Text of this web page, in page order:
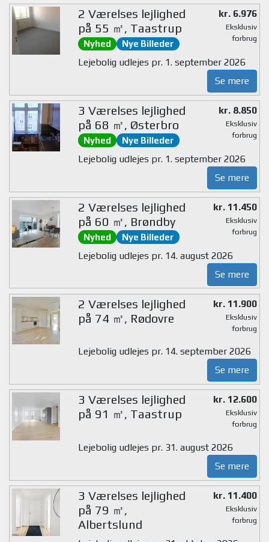
2 Værelses lejlighed
på 55 ㎡, Taastrup
Nyhed Nye Billeder
kr. 6.976
Eksklusiv
forbrug
Lejebolig udlejes pr. 1. september 2026
Se mere
3 Værelses lejlighed
på 68 ㎡, Østerbro
Nyhed Nye Billeder
kr. 8.850
Eksklusiv
forbrug
Lejebolig udlejes pr. 1. september 2026
Se mere
2 Værelses lejlighed
på 60 ㎡, Brøndby
Nyhed Nye Billeder
kr. 11.450
Eksklusiv
forbrug
Lejebolig udlejes pr. 14. august 2026
Se mere
2 Værelses lejlighed
på 74 ㎡, Rødovre
kr. 11.900
Eksklusiv
forbrug
Lejebolig udlejes pr. 14. september 2026
Se mere
3 Værelses lejlighed
på 91 ㎡, Taastrup
kr. 12.600
Eksklusiv
forbrug
Lejebolig udlejes pr. 31. august 2026
Se mere
3 Værelses lejlighed
på 79 ㎡,
Albertslund
kr. 11.400
Eksklusiv
forbrug